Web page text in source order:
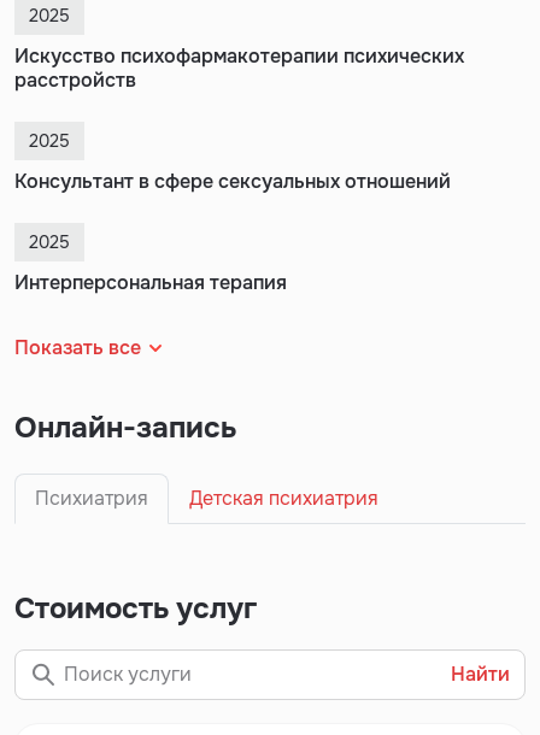
2025
Искусство психофармакотерапии психических
расстройств
2025
Консультант в сфере сексуальных отношений
2025
Интерперсональная терапия
Показать все
Онлайн-запись
Психиатрия Детская психиатрия
Стоимость услуг
Найти